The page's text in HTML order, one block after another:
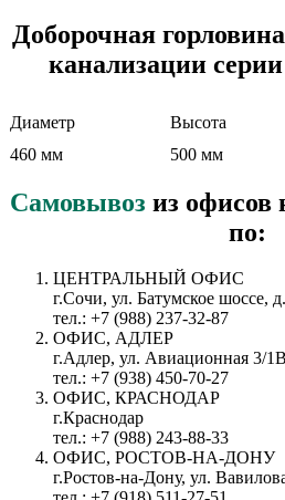
Доборочная
канализации
Диаметр Высота
460 мм
500 мм
Самовывоз из
по:
ЦЕНТРАЛЬНЫЙ ОФИС
г.Сочи, ул. Батумское шоссе,
тел.: +7 (988) 237-32-87
ОФИС, АДЛЕР
г.Адлер, ул. Авиационная 3/1В
тел.: +7 (938) 450-70-27
ОФИС, КРАСНОДАР
г.Краснодар
тел.: +7 (988) 243-88-33
ОФИС, РОСТОВ-НА-ДОНУ
г.Ростов-на-Дону, ул.